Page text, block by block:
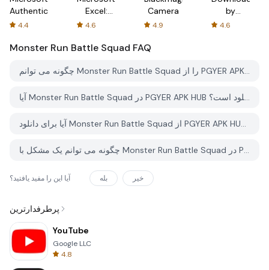
Authenticator
4.4
Excel:
Spreadsheets
4.6
Camera
4.9
by
AFTVnews
4.6
Monster Run Battle Squad FAQ
چگونه می توانم Monster Run Battle Squad را از PGYER APK HUB دانلود کنم؟
آیا Monster Run Battle Squad در PGYER APK HUB رایگان برای دانلود است؟
آیا برای دانلود Monster Run Battle Squad از PGYER APK HUB نیاز به حساب کاربری دارم؟
چگونه می توانم یک مشکل با Monster Run Battle Squad در PGYER APK HUB گزارش دهم؟
آیا این را مفید یافتید؟ بله خیر
پرطرفدارترین
YouTube
Google LLC
4.8